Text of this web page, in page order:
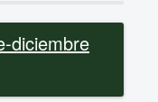
diciembre